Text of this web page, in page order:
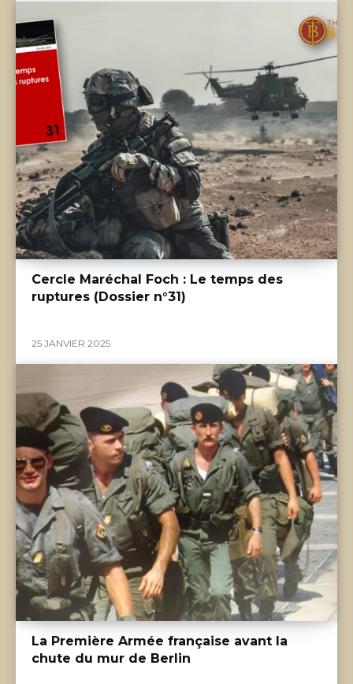
Cercle Maréchal Foch : Le temps des
ruptures (Dossier n°31)
25 JANVIER 2025
La Première Armée française avant la
chute du mur de Berlin